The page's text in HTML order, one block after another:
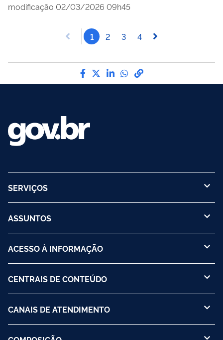
modificação 02/03/2026 09h45
1 2 3 4
Compartilhe por Facebook
Compartilhe por Twitter
Compartilhe por
Compartilhe por
link para Copiar
SERVIÇOS
ASSUNTOS
ACESSO À INFORMAÇÃO
CENTRAIS DE CONTEÚDO
CANAIS DE ATENDIMENTO